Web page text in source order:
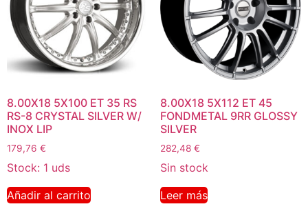
8.00X18 5X100 ET 35 RS
RS-8 CRYSTAL SILVER W/
INOX LIP
179,76 €
Stock: 1 uds
Añadir al carrito
8.00X18 5X112 ET 45
FONDMETAL 9RR GLOSSY
SILVER
282,48 €
Sin stock
Leer más